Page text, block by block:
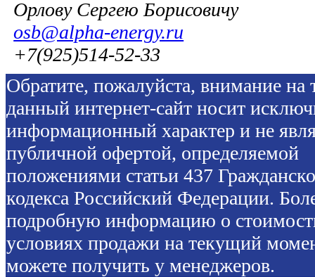
Орлову Сергею Борисовичу
osb@alpha-energy.ru
+7(925)514-52-33
Обратите, пожалуйста, внимание на
данный интернет-сайт носит
информационный характер и не
публичной офертой, определяемой
положениями статьи 437
кодекса Российский Федерации.
подробную информацию о
условиях продажи на текущий
можете получить у менеджеров.